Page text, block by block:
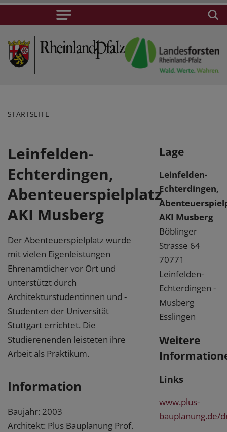
STARTSEITE
Leinfelden-
Echterdingen,
Abenteuerspielplatz
AKI Musberg
Der Abenteuerspielplatz wurde
mit vielen Eigenleistungen
Ehrenamtlicher vor Ort und
unterstützt durch
Architekturstudentinnen und -
Studenten der Universität
Stuttgart errichtet. Die
Studierenenden leisteten ihre
Arbeit als Praktikum.
Information
Baujahr: 2003
Architekt: Plus Bauplanung Prof.
Lage
Leinfelden-
Echterdingen,
AKI Musberg
Böblinger
Strasse 64
70771
Leinfelden-
Echterdingen -
Musberg
Esslingen
Weitere
Links
www.plus-
bauplanung.de/